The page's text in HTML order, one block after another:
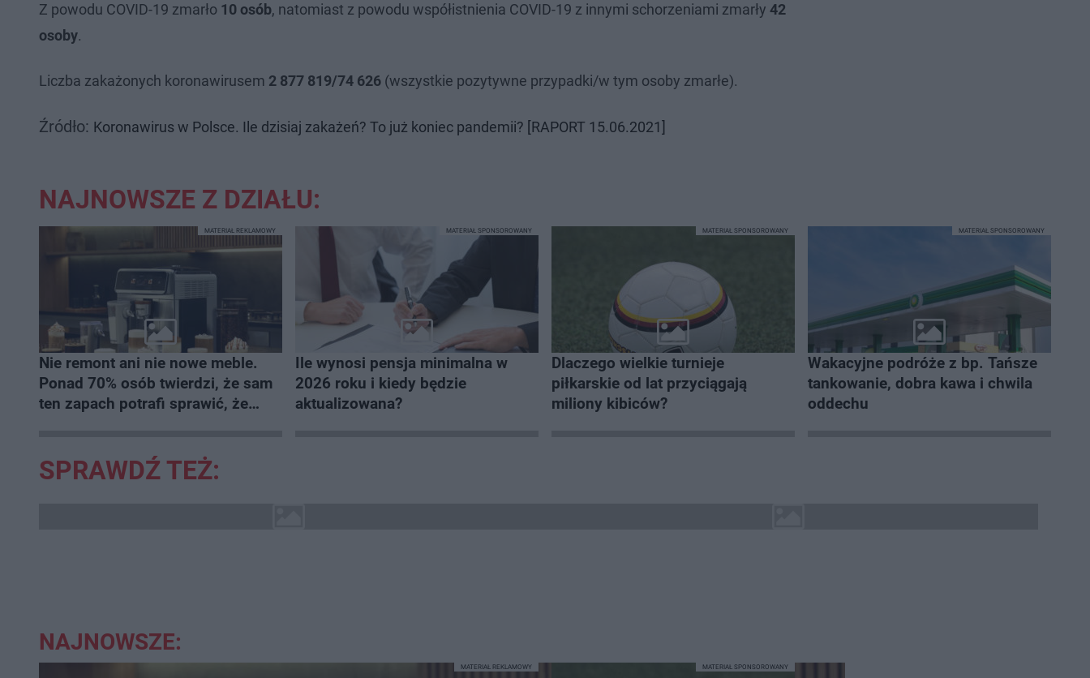
Z powodu COVID-19 zmarło 10 osób, natomiast z powodu współistnienia COVID-19 z innymi schorzeniami zmarły 42
osoby.
Liczba zakażonych koronawirusem 2 877 819/74 626 (wszystkie pozytywne przypadki/w tym osoby zmarłe).
Źródło: Koronawirus w Polsce. Ile dzisiaj zakażeń? To już koniec pandemii? [RAPORT 15.06.2021]
NAJNOWSZE Z DZIAŁU:
Nie remont ani nie nowe meble.
Ponad 70% osób twierdzi, że sam
ten zapach potrafi sprawić, że
MATERIAŁ REKLAMOWY
Ile wynosi pensja minimalna w
2026 roku i kiedy będzie
aktualizowana?
MATERIAŁ SPONSOROWANY
Dlaczego wielkie turnieje
piłkarskie od lat przyciągają
miliony kibiców?
MATERIAŁ SPONSOROWANY
Wakacyjne podróże z bp. Tańsze
tankowanie, dobra kawa i chwila
oddechu
MATERIAŁ SPONSOROWANY
SPRAWDŹ TEŻ:
NAJNOWSZE:
MATERIAŁ REKLAMOWY MATERIAŁ SPONSOROWANY